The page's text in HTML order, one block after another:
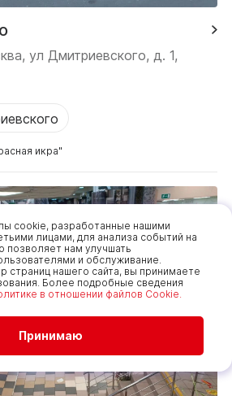
cookie, разработанные нашими
лицами, для анализа событий на
позволяет нам улучшать
и обслуживание.
страниц нашего сайта, вы принимаете
Более подробные сведения
в отношении файлов Cookie.
Принимаю
ул Дмитриевского, д. 1,
икра"